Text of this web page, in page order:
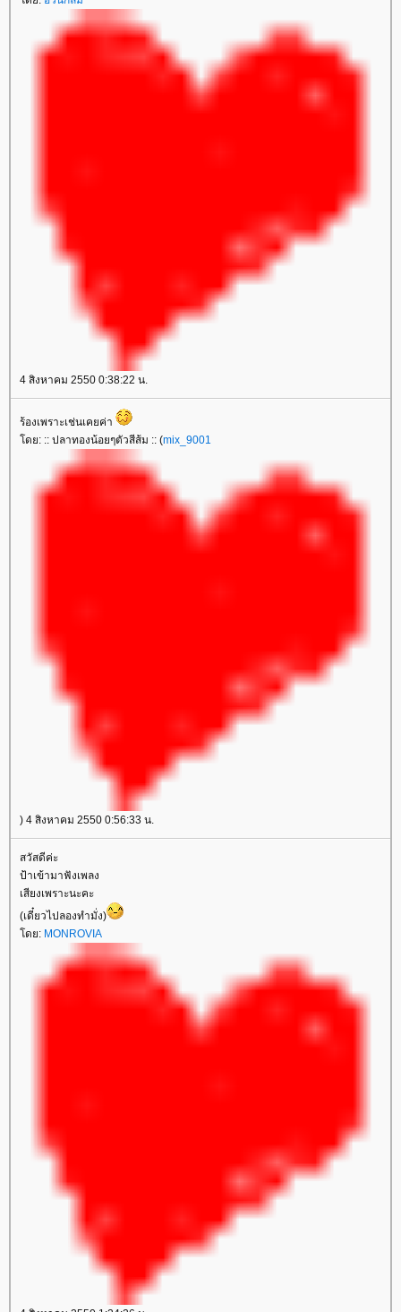
4 สิงหาคม 2550 0:38:22 น.
ร้องเพราะเช่นเคยค่า
ดย: :: ปลาทองน้อยๆตัวสีส้ม :: (mix_9001
) 4 สิงหาคม 2550 0:56:33 น.
สวัสดีค่ะ
ป้าเข้ามาฟังเพลง
เสียงเพราะนะคะ
(เดี๋ยวไปลองทำมั่ง)
ดย: MONROVIA